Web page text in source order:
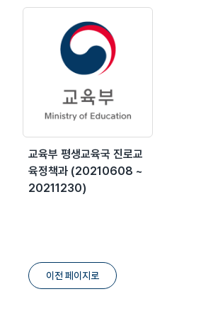
교육부 평생교육국 진로교
육정책과 (20210608 ~
20211230)
이전 페이지로